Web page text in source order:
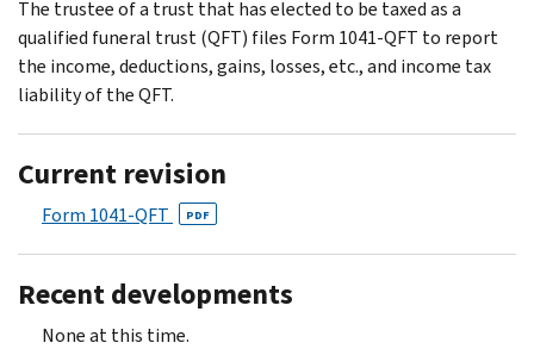
The trustee of a trust that has elected to be taxed as a
qualified funeral trust (QFT) files Form 1041-QFT to report
the income, deductions, gains, losses, etc., and income tax
liability of the QFT.
Current revision
Form 1041-QFT PDF
Recent developments
None at this time.